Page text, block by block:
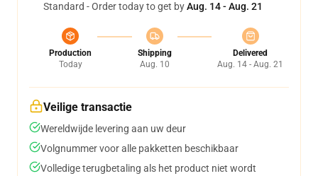
Standard - Order today to get byAug. 14 - Aug. 21
Production
Today
Shipping
Aug. 10
Delivered
Aug. 14 - Aug. 21
Veilige transactie
Wereldwijde levering aan uw deur
Volgnummer voor alle pakketten beschikbaar
Volledige terugbetaling als het product niet wordt